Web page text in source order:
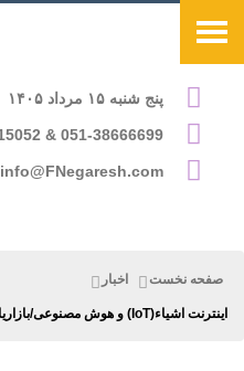
پنج شنبه ۱۵ مرداد ۱۴۰۵
051-38666699 & 09120915052
info@FNegaresh.com
صفحه نخست اخبار
اینترنت اشیاء(IoT) و هوش مصنوعی/بازاریابی و تبلیغات در عصر اینترنت اشیا